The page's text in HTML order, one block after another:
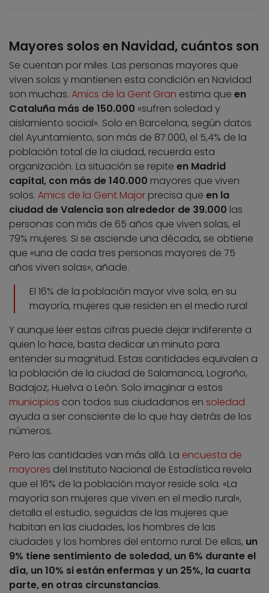
Mayores solos en Navidad, cuántos son
Se cuentan por miles. Las personas mayores que
viven solas y mantienen esta condición en Navidad
son muchas. Amics de la Gent Gran estima que en
Cataluña más de 150.000 «sufren soledad y
aislamiento social». Solo en Barcelona, según datos
del Ayuntamiento, son más de 87.000, el 5,4% de la
población total de la ciudad, recuerda esta
organización. La situación se repite en Madrid
capital, con más de 140.000 mayores que viven
solos. Amics de la Gent Major precisa que en la
ciudad de Valencia son alrededor de 39.000 las
personas con más de 65 años que viven solas, el
79% mujeres. Si se asciende una década, se obtiene
que «una de cada tres personas mayores de 75
años viven solas», añade.
El 16% de la población mayor vive sola, en su
mayoría, mujeres que residen en el medio rural
Y aunque leer estas cifras puede dejar indiferente a
quien lo hace, basta dedicar un minuto para
entender su magnitud. Estas cantidades equivalen a
la población de la ciudad de Salamanca, Logroño,
Badajoz, Huelva o León. Solo imaginar a estos
municipios con todos sus ciudadanos en soledad
ayuda a ser consciente de lo que hay detrás de los
números.
Pero las cantidades van más allá. La encuesta de
mayores del Instituto Nacional de Estadística revela
que el 16% de la población mayor reside sola. «La
mayoría son mujeres que viven en el medio rural»,
detalla el estudio, seguidas de las mujeres que
habitan en las ciudades, los hombres de las
ciudades y los hombres del entorno rural. De ellas, un
9% tiene sentimiento de soledad, un 6% durante el
día, un 10% si están enfermas y un 25%, la cuarta
parte, en otras circunstancias.